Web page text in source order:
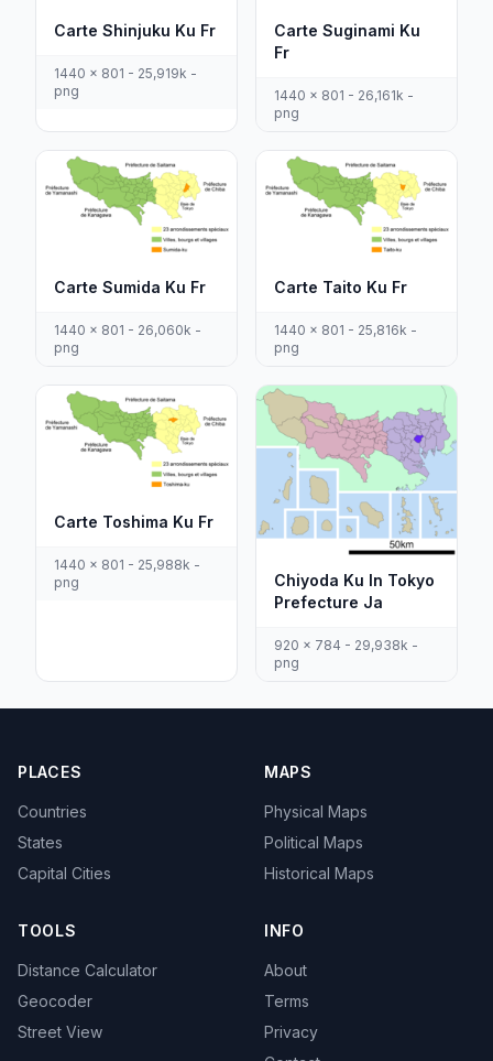
Carte Shinjuku Ku Fr
1440 x 801 - 25,919k -
png
Carte Suginami Ku
Fr
1440 x 801 - 26,161k -
png
Carte Sumida Ku Fr
1440 x 801 - 26,060k -
png
Carte Taito Ku Fr
1440 x 801 - 25,816k -
png
Carte Toshima Ku Fr
1440 x 801 - 25,988k -
png
Chiyoda Ku In Tokyo
Prefecture Ja
920 x 784 - 29,938k -
png
PLACES
Countries
States
Capital Cities
MAPS
Physical Maps
Political Maps
Historical Maps
TOOLS
Distance Calculator
Geocoder
Street View
INFO
About
Terms
Privacy